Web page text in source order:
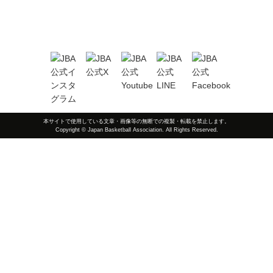
本サイトで使用している文章・画像等の無断での複製・転載を禁止します。
Copyright © Japan Basketball Association. All Rights Reserved.